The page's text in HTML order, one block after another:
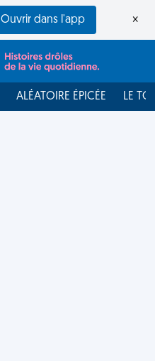
Ouvrir dans l'app ×
ALÉATOIRE ÉPICÉE LE